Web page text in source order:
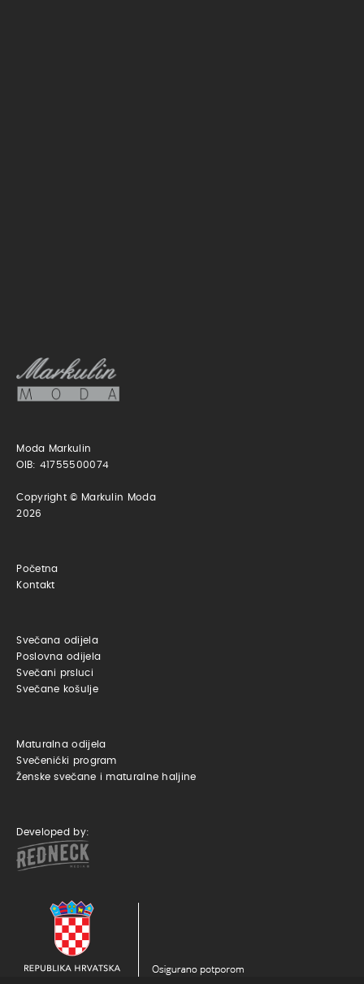
Moda Markulin
OIB: 41755500074
Copyright © Markulin Moda
2026
Početna
Kontakt
Svečana odijela
Poslovna odijela
Svečani prsluci
Svečane košulje
Maturalna odijela
Svečenićki program
Ženske svečane i maturalne haljine
Developed by: